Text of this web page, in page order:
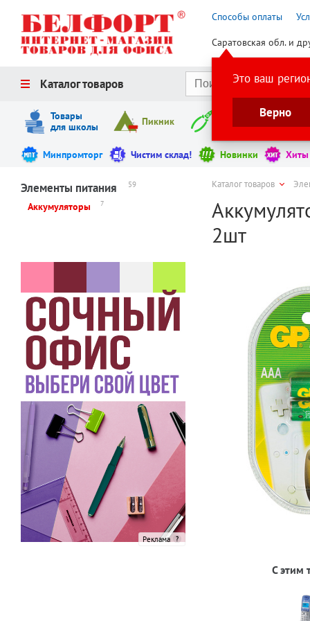
Способы оплаты
Саратовская обл. и
Это ваш
Верно
Каталог товаров
Товары
для школы
Пикник Инструменты
Минпромторг Чистим склад! Новинки Хиты
Элементы питания 59
Аккумуляторы 7
Реклама
Каталог товаров
2шт
С этим